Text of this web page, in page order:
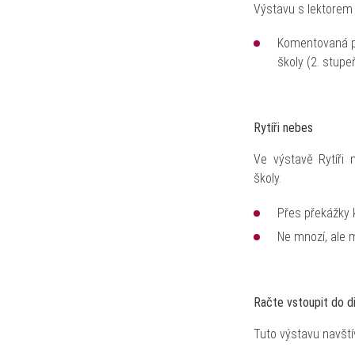
Výstavu s
Komentovaná
školy (2.
Rytíři nebes
Ve výstavě Rytíři
školy.
Přes
Ne mnozí, ale
Račte vstoupit do
Tuto výstavu